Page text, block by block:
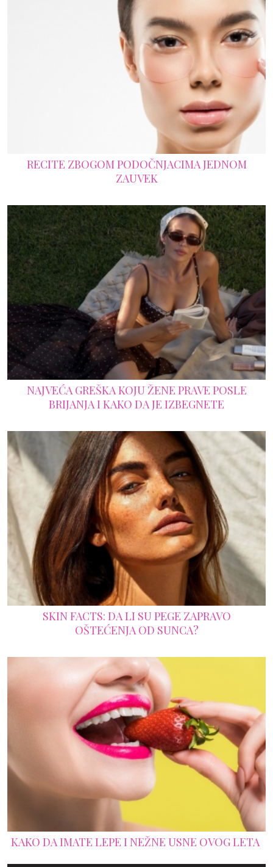
RECITE ZBOGOM PODOČNJACIMA JEDNOM
ZAUVEK
NAJVEĆA GREŠKA KOJU ŽENE PRAVE POSLE
BRIJANJA I KAKO DA JE IZBEGNETE
SKIN FACTS: DA LI SU PEGE ZAPRAVO
OŠTEĆENJA OD SUNCA?
KAKO DA IMATE LEPE I NEŽNE USNE OVOG LETA